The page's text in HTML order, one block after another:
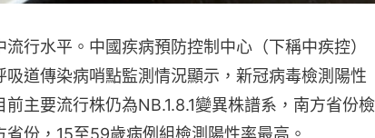
行水平。中國疾病預防控制中心（下稱中疾控）
吸道傳染病哨點監測情況顯示，新冠病毒檢測陽性
主要流行株仍為NB.1.8.1變異株譜系，南方省份檢
份，15至59歲病例組檢測陽性率最高。